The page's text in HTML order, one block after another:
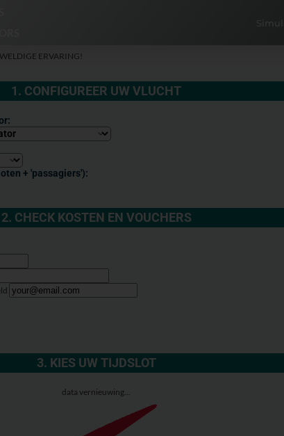
ERVARING!​
1. CONFIGUREER UW VLUCHT
+ 'passagiers'):
2. CHECK KOSTEN EN VOUCHERS
3. KIES UW TIJDSLOT
data vernieuwing...